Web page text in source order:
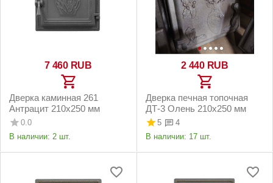
7 460 RUB
Дверка каминная 261
Антрацит 210x250 мм
0.0
В наличии: 2 шт.
2 440 RUB
Дверка печная топочная
ДТ-3 Олень 210х250 мм
5
4
В наличии: 17 шт.